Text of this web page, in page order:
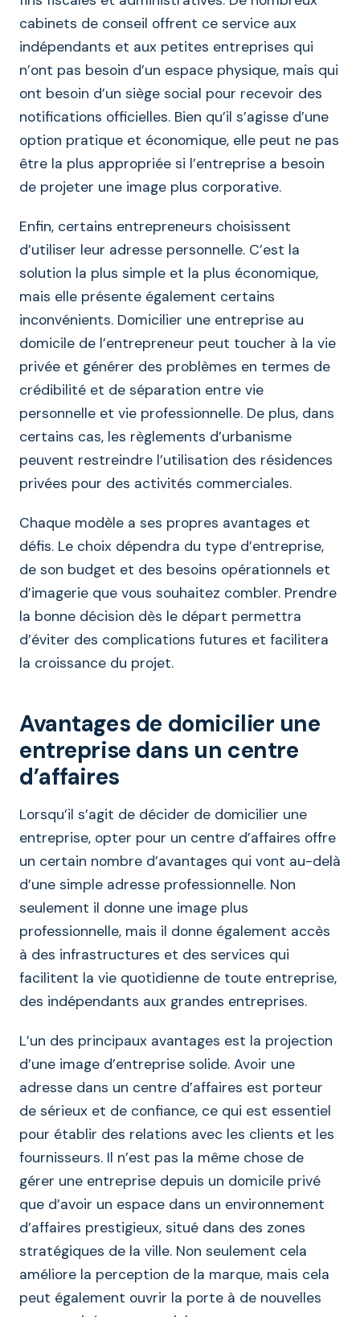
cabinets de conseil offrent ce service aux
indépendants et aux petites entreprises qui
n’ont pas besoin d’un espace physique, mais qui
ont besoin d’un siège social pour recevoir des
notifications officielles. Bien qu’il s’agisse d’une
option pratique et économique, elle peut ne pas
être la plus appropriée si l’entreprise a besoin
de projeter une image plus corporative.
Enfin, certains entrepreneurs choisissent
d’utiliser leur adresse personnelle. C’est la
solution la plus simple et la plus économique,
mais elle présente également certains
inconvénients. Domicilier une entreprise au
domicile de l’entrepreneur peut toucher à la vie
privée et générer des problèmes en termes de
crédibilité et de séparation entre vie
personnelle et vie professionnelle. De plus, dans
certains cas, les règlements d’urbanisme
peuvent restreindre l’utilisation des résidences
privées pour des activités commerciales.
Chaque modèle a ses propres avantages et
défis. Le choix dépendra du type d’entreprise,
de son budget et des besoins opérationnels et
d’imagerie que vous souhaitez combler. Prendre
la bonne décision dès le départ permettra
d’éviter des complications futures et facilitera
la croissance du projet.
Avantages de domicilier une
entreprise dans un centre
d’affaires
Lorsqu’il s’agit de décider de domicilier une
entreprise, opter pour un centre d’affaires offre
un certain nombre d’avantages qui vont au-delà
d’une simple adresse professionnelle. Non
seulement il donne une image plus
professionnelle, mais il donne également accès
à des infrastructures et des services qui
facilitent la vie quotidienne de toute entreprise,
des indépendants aux grandes entreprises.
L’un des principaux avantages est la projection
d’une image d’entreprise solide. Avoir une
adresse dans un centre d’affaires est porteur
de sérieux et de confiance, ce qui est essentiel
pour établir des relations avec les clients et les
fournisseurs. Il n’est pas la même chose de
gérer une entreprise depuis un domicile privé
que d’avoir un espace dans un environnement
d’affaires prestigieux, situé dans des zones
stratégiques de la ville. Non seulement cela
améliore la perception de la marque, mais cela
peut également ouvrir la porte à de nouvelles